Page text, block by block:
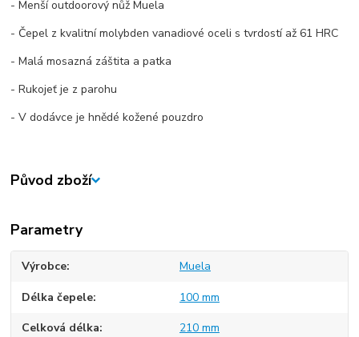
- Menší outdoorový nůž Muela
- Čepel z kvalitní molybden vanadiové oceli s tvrdostí až 61 HRC
- Malá mosazná záštita a patka
- Rukojeť je z parohu
- V dodávce je hnědé kožené pouzdro
Původ zboží
Parametry
Výrobce Muela
Délka čepele 100 mm
Celková délka 210 mm